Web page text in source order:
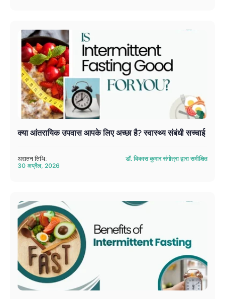
क्या आंतरायिक उपवास आपके लिए अच्छा है? स्वास्थ्य संबंधी सच्चाई
अद्यतन तिथि:
30 अप्रैल, 2026
डॉ. विकास कुमार संगोत्रा ​​द्वारा समीक्षित